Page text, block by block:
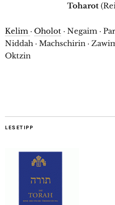
Toharot
Kelim · Oholot · Negaim ·
Niddah · Machschirin ·
Oktzin
LESETIPP